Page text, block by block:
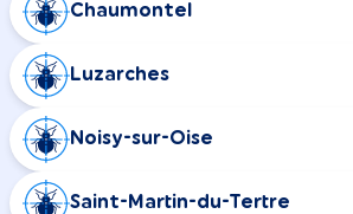
Chaumontel
Luzarches
Noisy-sur-Oise
Saint-Martin-du-Tertre